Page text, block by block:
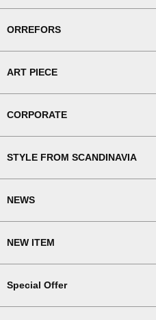
ORREFORS
ART PIECE
CORPORATE
STYLE FROM SCANDINAVIA
NEWS
NEW ITEM
Special Offer